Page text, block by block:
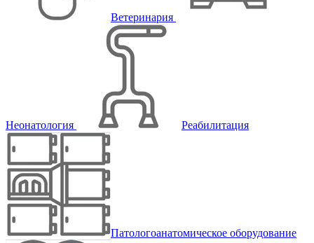
Ветеринария
Неонатология Реабилитация
Патологоанатомическое оборудование